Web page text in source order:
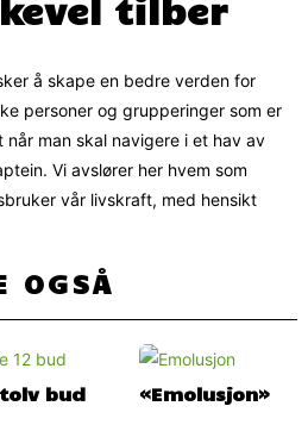
tilber
å skape en bedre verden for
personer og grupperinger som er
man skal navigere i et hav av
Vi avslører her hvem som
vår livskraft, med hensikt
OGSÅ
tolv bud «Emolusjon»